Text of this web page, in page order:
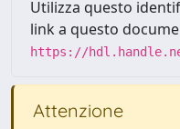
Utilizza questo
link a questo
https://
Attenzione